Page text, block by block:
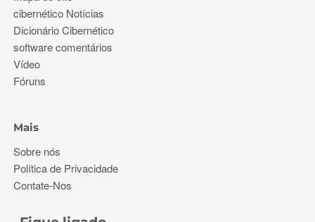
cibernético Notícias
Dicionário Cibernético
software comentários
Vídeo
Fóruns
Mais
Sobre nós
Política de Privacidade
Contate-Nos